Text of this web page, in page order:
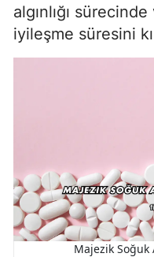
algınlığı
iyileşme süresini
Majezik Soğuk